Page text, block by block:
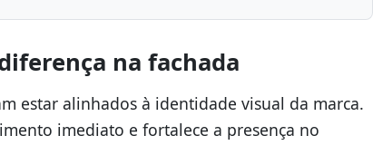
na fachada
estar alinhados à identidade visual da marca.
imediato e fortalece a presença no